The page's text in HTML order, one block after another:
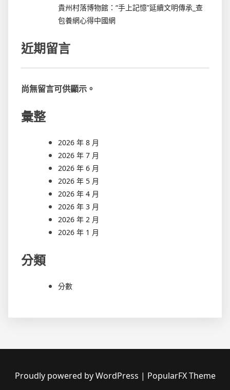
貴州村落博物館：“手上記憶”延續文明傳承_查
包養網心得中國網
近期留言
尚無留言可供顯示。
彙整
2026 年 8 月
2026 年 7 月
2026 年 6 月
2026 年 5 月
2026 年 4 月
2026 年 3 月
2026 年 2 月
2026 年 1 月
分類
分數
Proudly powered by WordPress | PopularFX Theme